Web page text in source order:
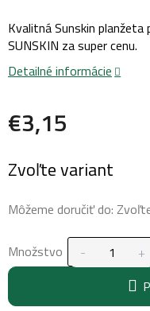
€3,15
cena:
Zvoľte variant
Môžeme doručiť do:
Množstvo
Kvalitná Sunskin planžeta
SUNSKIN za super cenu.
Detailné informácie